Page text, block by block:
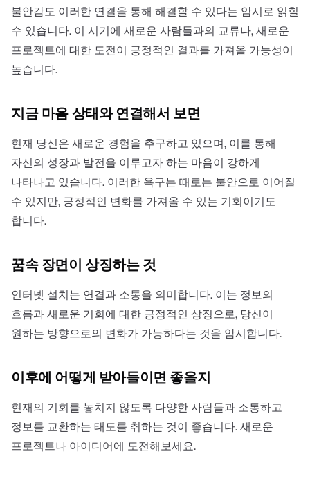
불안감도 이러한 연결을 통해 해결할 수 있다는 암시로 읽힐
수 있습니다. 이 시기에 새로운 사람들과의 교류나, 새로운
프로젝트에 대한 도전이 긍정적인 결과를 가져올 가능성이
높습니다.
지금 마음 상태와 연결해서 보면
현재 당신은 새로운 경험을 추구하고 있으며, 이를 통해
자신의 성장과 발전을 이루고자 하는 마음이 강하게
나타나고 있습니다. 이러한 욕구는 때로는 불안으로 이어질
수 있지만, 긍정적인 변화를 가져올 수 있는 기회이기도
합니다.
꿈속 장면이 상징하는 것
인터넷 설치는 연결과 소통을 의미합니다. 이는 정보의
흐름과 새로운 기회에 대한 긍정적인 상징으로, 당신이
원하는 방향으로의 변화가 가능하다는 것을 암시합니다.
이후에 어떻게 받아들이면 좋을지
현재의 기회를 놓치지 않도록 다양한 사람들과 소통하고
정보를 교환하는 태도를 취하는 것이 좋습니다. 새로운
프로젝트나 아이디어에 도전해보세요.